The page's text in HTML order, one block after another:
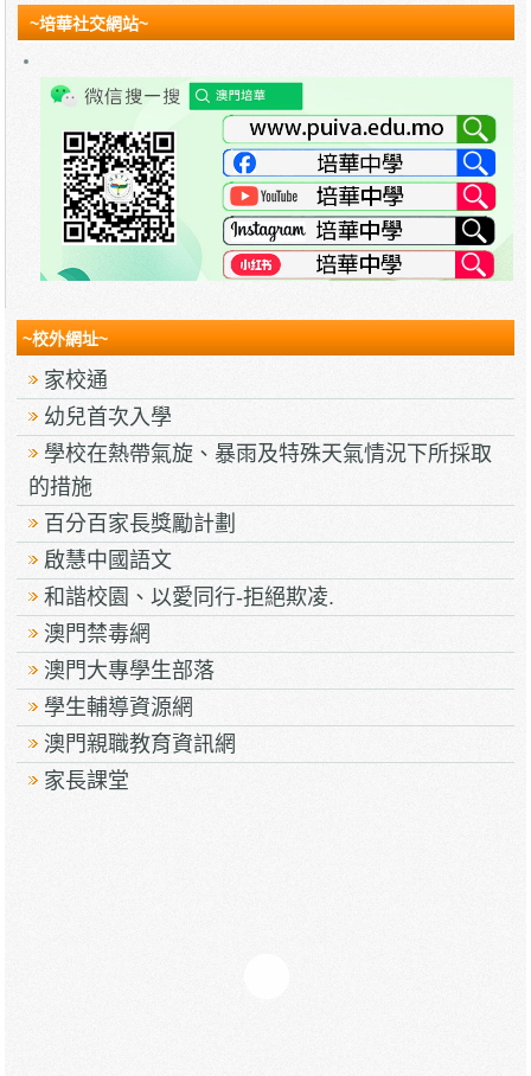
~培華社交網站~
~校外網址~
家校通
幼兒首次入學
學校在熱帶氣旋、暴雨及特殊天氣情況下所採取
的措施
百分百家長獎勵計劃
啟慧中國語文
和諧校園、以愛同行-拒絕欺凌.
澳門禁毒網
澳門大專學生部落
學生輔導資源網
澳門親職教育資訊網
家長課堂